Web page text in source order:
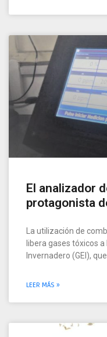
El analizador
protagonista
La utilización de
libera gases tóxicos
Invernadero (GEI),
LEER MÁS »